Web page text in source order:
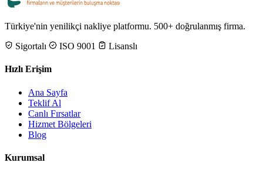
Türkiye'nin yenilikçi nakliye platformu. 500+ doğrulanmış firma.
Sigortalı
ISO 9001 Lisanslı
Hızlı Erişim
Ana Sayfa
Teklif Al
Canlı Fırsatlar
Hizmet Bölgeleri
Blog
Kurumsal